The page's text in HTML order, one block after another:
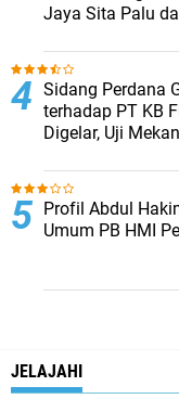
Jaya Sita Palu
Sidang Perdana
terhadap PT KB
Digelar, Uji
Profil Abdul
Umum PB HMI
JELAJAHI